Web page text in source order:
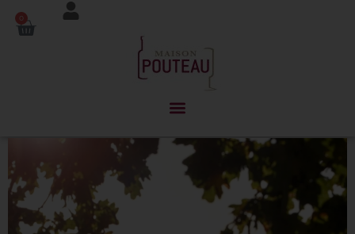
0
Panneau de gestion des cookies